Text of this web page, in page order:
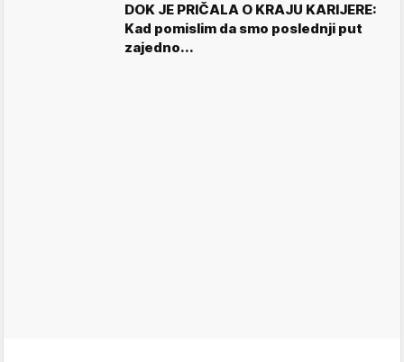
DOK JE PRIČALA O KRAJU KARIJERE:
Kad pomislim da smo poslednji put
zajedno...